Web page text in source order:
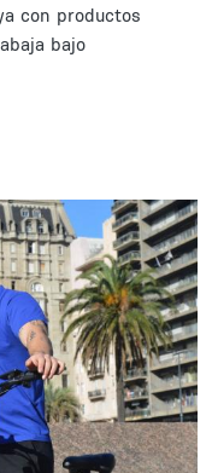
con productos
bajo